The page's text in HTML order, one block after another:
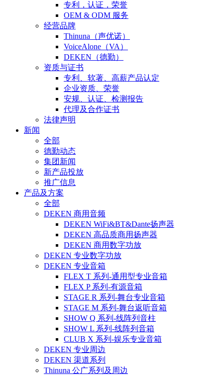
专利，认证，荣誉
OEM & ODM 服务
经营品牌
Thinuna（声优诺）
VoiceAlone（VA）
DEKEN（德勤）
资质与证书
专利、软著、高薪产品认定
企业资质、荣誉
安规、认证、检测报告
代理及合作证书
法律声明
新闻
全部
德勤动态
集团新闻
新产品投放
推广信息
产品及方案
全部
DEKEN 商用音频
DEKEN WiFi&BT&Dante扬声器
DEKEN 高品质商用扬声器
DEKEN 商用数字功放
DEKEN 专业数字功放
DEKEN 专业音箱
FLEX T 系列-通用型专业音箱
FLEX P 系列-有源音箱
STAGE R 系列-舞台专业音箱
STAGE M 系列-舞台返听音箱
SHOW Q 系列-线阵列音柱
SHOW L 系列-线阵列音箱
CLUB X 系列-娱乐专业音箱
DEKEN 专业周边
DEKEN 渠道系列
Thinuna 公广系列及周边